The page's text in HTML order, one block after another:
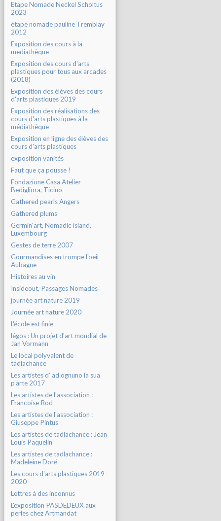
Etape Nomade Neckel Scholtus
2023
étape nomade pauline Tremblay
2012
Exposition des cours à la
mediathèque
Exposition des cours d'arts
plastiques pour tous aux arcades
(2018)
Exposition des élèves des cours
d'arts plastiques 2019
Exposition des réalisations des
cours d'arts plastiques à la
médiathèque
Exposition en ligne des élèves des
cours d'arts plastiques
exposition vanités
Faut que ça pousse !
Fondazione Casa Atelier
Bedigliora, Ticino
Gathered pearls Angers
Gathered plums
Germin'art, Nomadic island,
Luxembourg
Gestes de terre 2007
Gourmandises en trompe l'oeil
Aubagne
Histoires au vin
Insideout, Passages Nomades
journée art nature 2019
Journée art nature 2020
L'école est finie
légos : Un projet d'art mondial de
Jan Vormann
Le local polyvalent de
tadlachance
Les artistes d' ad ognuno la sua
p'arte 2017
Les artistes de l'association :
Francoise Rod
Les artistes de l'association :
Giuseppe Pintus
Les artistes de tadlachance : Jean
Louis Paquelin
Les artistes de tadlachance :
Madeleine Doré
Les cours d'arts plastiques 2019-
2020
Lettres à des inconnus
L'exposition PASDEDEUX aux
perles chez Artmandat